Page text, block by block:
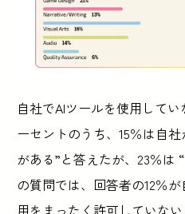
自社でAIツールを使用して
ーセントのうち、15％は自
がある”と答えたが、23％は
の質問では、回答者の12％
用をまったく許可していな